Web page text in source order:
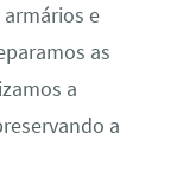
e
as
a
a